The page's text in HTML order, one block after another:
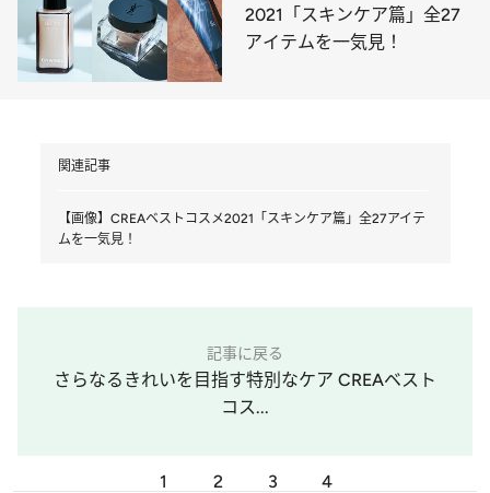
2021「スキンケア篇」全27
アイテムを一気見！
関連記事
【画像】CREAベストコスメ2021「スキンケア篇」全27アイテ
ムを一気見！
記事に戻る
さらなるきれいを目指す特別なケア CREAベスト
コス...
1 2 3 4